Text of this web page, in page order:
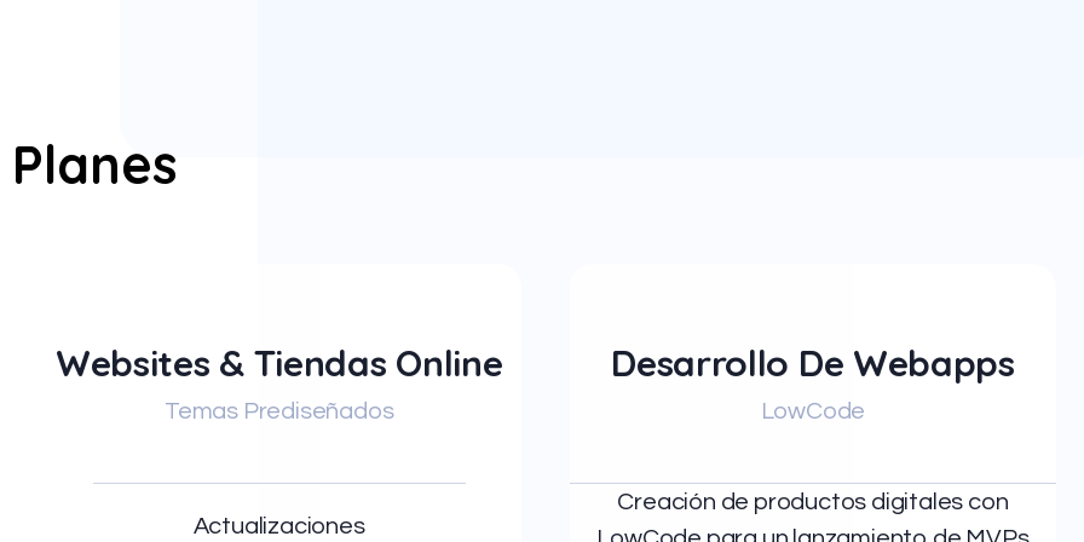
Planes
Websites & Tiendas Online
Temas Prediseñados
Actualizaciones
Desarrollo De Webapps
LowCode
Creación de productos digitales con